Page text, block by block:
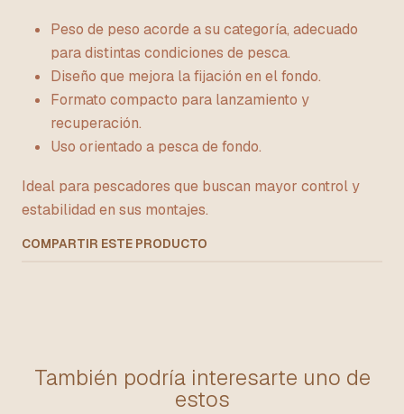
Peso de peso acorde a su categoría, adecuado
para distintas condiciones de pesca.
Diseño que mejora la fijación en el fondo.
Formato compacto para lanzamiento y
recuperación.
Uso orientado a pesca de fondo.
Ideal para pescadores que buscan mayor control y
estabilidad en sus montajes.
COMPARTIR ESTE PRODUCTO
También podría interesarte uno de
estos